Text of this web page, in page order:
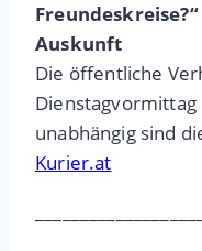
Auskunft
Die öffentliche
unabhängig sind
Kurier.at